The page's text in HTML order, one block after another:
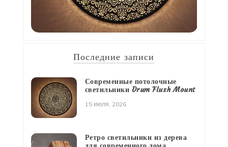
Последние записи
Современные потолочные
светильники Drum Flush Mount
15 июля, 2026
Ретро светильники из дерева